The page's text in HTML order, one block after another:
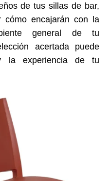
de tus sillas de bar,
cómo encajarán con la
general de tu
acertada puede
la experiencia de tu